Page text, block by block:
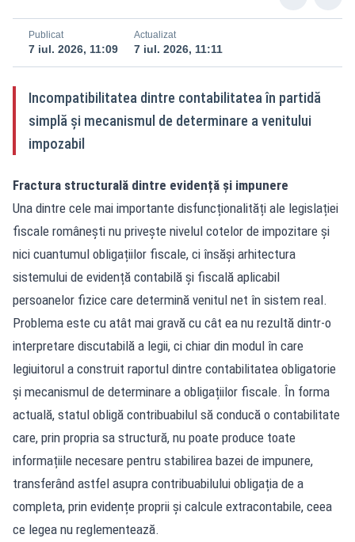
Publicat
7 iul. 2026, 11:09
Actualizat
7 iul. 2026, 11:11
Incompatibilitatea dintre contabilitatea în partidă
simplă și mecanismul de determinare a venitului
impozabil
Fractura structurală dintre evidență și impunere
Una dintre cele mai importante disfuncționalități ale legislației
fiscale românești nu privește nivelul cotelor de impozitare și
nici cuantumul obligațiilor fiscale, ci însăși arhitectura
sistemului de evidență contabilă și fiscală aplicabil
persoanelor fizice care determină venitul net în sistem real.
Problema este cu atât mai gravă cu cât ea nu rezultă dintr-o
interpretare discutabilă a legii, ci chiar din modul în care
legiuitorul a construit raportul dintre contabilitatea obligatorie
și mecanismul de determinare a obligațiilor fiscale. În forma
actuală, statul obligă contribuabilul să conducă o contabilitate
care, prin propria sa structură, nu poate produce toate
informațiile necesare pentru stabilirea bazei de impunere,
transferând astfel asupra contribuabilului obligația de a
completa, prin evidențe proprii și calcule extracontabile, ceea
ce legea nu reglementează.